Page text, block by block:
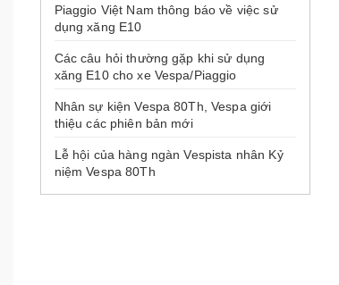
Piaggio Việt Nam thông báo về việc sử
dụng xăng E10
Các câu hỏi thường gặp khi sử dụng
xăng E10 cho xe Vespa/Piaggio
Nhân sự kiện Vespa 80Th, Vespa giới
thiệu các phiên bản mới
Lễ hội của hàng ngàn Vespista nhân Kỷ
niệm Vespa 80Th